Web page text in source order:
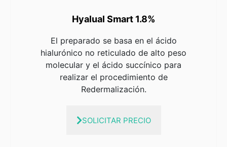
Hyalual Smart 1.8%
El preparado se basa en el ácido
hialurónico no reticulado de alto peso
molecular y el ácido succínico para
realizar el procedimiento de
Redermalización.
SOLICITAR PRECIO